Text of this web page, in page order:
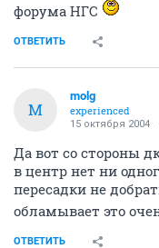
форума НГС
ОТВЕТИТЬ
M
molg
experienced
15 октября 2004
Да вот со стороны
в центр нет ни
пересадки не
обламывает это
ОТВЕТИТЬ